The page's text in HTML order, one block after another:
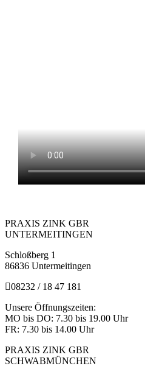
PRAXIS ZINK GBR
UNTERMEITINGEN
Schloß­berg 1
86836 Un­ter­meit­in­gen
08232 / 18 47 181
Un­se­re Öff­nungs­zei­ten:
MO bis DO: 7.30 bis 19.00 Uhr
FR: 7.30 bis 14.00 Uhr
PRAXIS ZINK GBR
SCHWABMÜNCHEN